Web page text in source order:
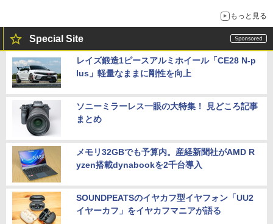
もっと見る
Special Site
レイズ鍛造1ピースアルミホイール「CE28 N-p
lus」軽量なままに剛性を向上
ソニーミラーレス一眼の大特集！ 見どころ記事
まとめ
メモリ32GBでも予算内。産経新聞社がAMD R
yzen搭載dynabookを2千台導入
SOUNDPEATSのイヤカフ型イヤフォン「UU2
イヤーカフ」をイヤカフマニアが語る